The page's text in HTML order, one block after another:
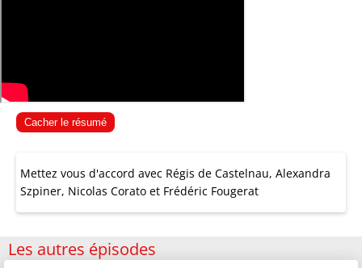
Cacher le résumé
Mettez vous d'accord avec Régis de Castelnau, Alexandra
Szpiner, Nicolas Corato et Frédéric Fougerat
Les autres épisodes